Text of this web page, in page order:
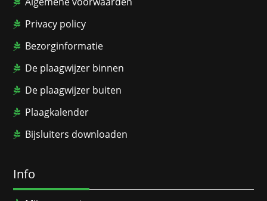
Privacy policy
Bezorginformatie
De plaagwijzer binnen
De plaagwijzer buiten
Plaagkalender
Bijsluiters downloaden
Info